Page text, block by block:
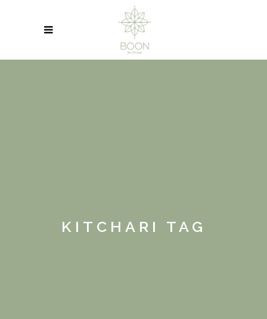
KITCHARI TAG